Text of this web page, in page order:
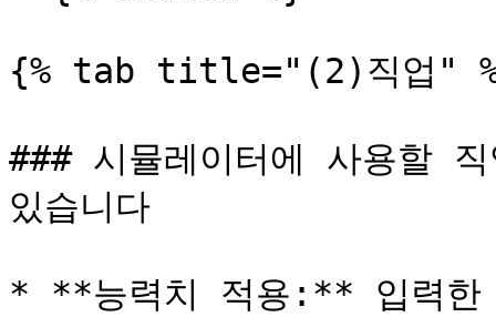
{% tab title="(2)직업"
### 시뮬레이터에 사용할
있습니다
* **능력치 적용:** 입력한